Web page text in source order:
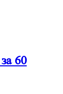
за 60